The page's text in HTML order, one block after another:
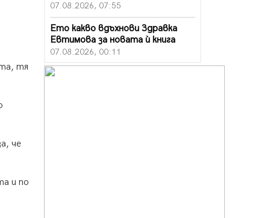
тя
че
и по
07.08.2026, 07:55
Ето какво вдъхнови Здравка
Евтимова за новата ѝ книга
07.08.2026, 00:11
Продължава изграждането на